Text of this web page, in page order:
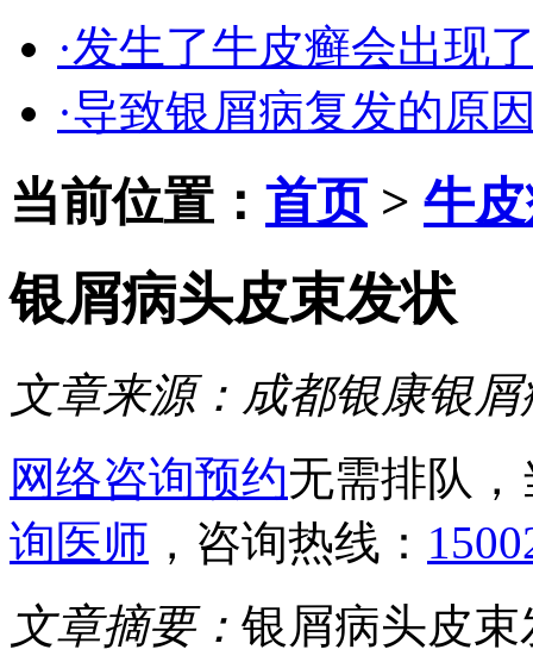
·发生了牛皮癣会出现
·导致银屑病复发的原
当前位置： 首页> 牛
银屑病头皮束发状
文章来源： 成都银康银
网络咨询预约无需排队
询医师 ，咨询热线：
文章摘要： 银屑病头皮